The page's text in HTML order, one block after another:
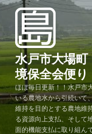
コ
ン
ツ
キ
ッ
水戸市大場町
境保全会便り
ほぼ毎日更新！！水戸市
いる農地水から引続いて
維持を目的とする農地維
る資源向上支払、そして
面的機能支払に取り組ん